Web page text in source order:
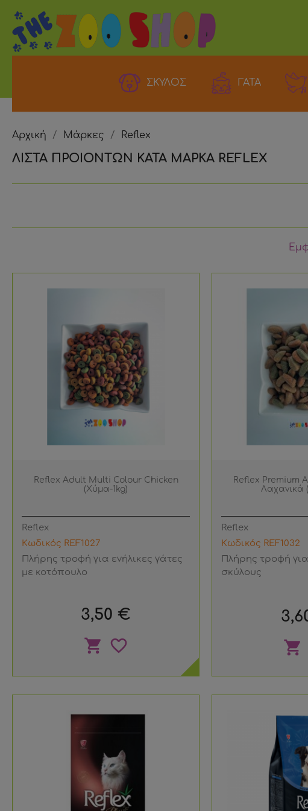
ΣΚΥΛΟΣ ΓΑΤΑ
Αρχική Μάρκες Reflex
ΛΙΣΤΑ ΠΡΟΙΟΝΤΩΝ ΚΑΤΑ ΜΑΡΚΑ REFLEX
Reflex Adult Multi Colour Chicken
(Χύμα-1kg)
Reflex
Κωδικός REF1027
Πλήρης τροφή για ενήλικες γάτες
με κοτόπουλο
Τιμή
3,50 €
favorite_border
shopping_cart
Reflex Premium
Λαχανικά
Reflex
Κωδικός REF1032
Πλήρης τροφή για
σκύλους
Τιμή
shopping_cart